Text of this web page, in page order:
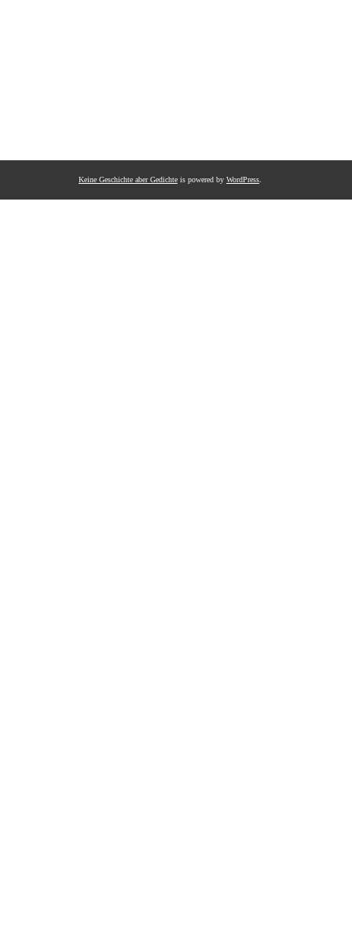
Keine Geschichte aber Gedichte is powered by WordPress